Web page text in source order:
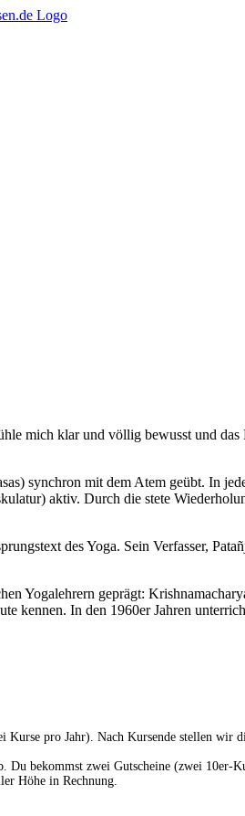
mich klar und völlig bewusst und
synchron mit dem Atem geübt. In
aktiv. Durch die stete
des Yoga. Sein Verfasser,
Yogalehrern geprägt:
kennen. In den 1960er Jahren
pro Jahr). Nach Kursende stellen
bekommst zwei Gutscheine (zwei
Höhe in Rechnung.